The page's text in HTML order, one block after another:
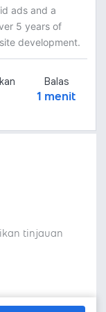
ads and a
5 years of
development.
Balas
1 menit
tinjauan